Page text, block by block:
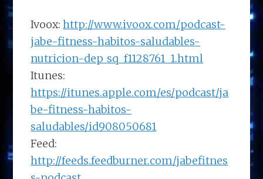
Ivoox:http://www.ivoox.com/podcast-
jabe-fitness-habitos-saludables-
nutricion-dep_sq_f1128761_1.html
Itunes:
https://itunes.apple.com/es/podcast/ja
be-fitness-habitos-
saludables/id908050681
Feed:
http://feeds.feedburner.com/jabefitnes